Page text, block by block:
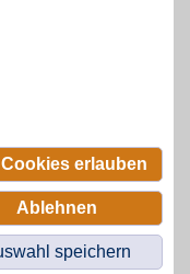
erlauben
Ablehnen
speichern